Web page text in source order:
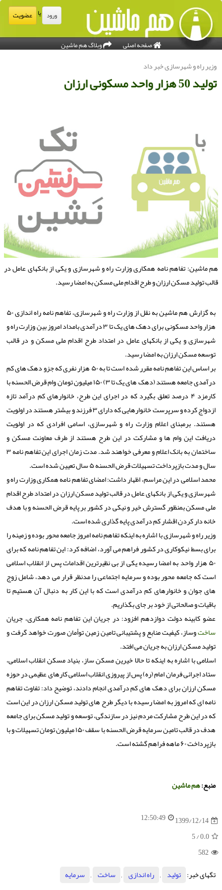
ورود عضویت
صفحه اصلی وبلاگ هم ماشین
وزیر راه و شهرسازی خبر داد
تولید 50 هزار واحد مسكونی ارزان
ماشین: تفاهم نامه همکاری وزارت راه و شهرسازی و یکی از بانکهای عامل در
تولید مسکن ارزان و طرح اقدام ملی مسکن به امضا رسید.
به گزارش هم ماشین به نقل از وزارت راه و شهرسازی، تفاهم نامه راه اندازی ۵۰
هزار واحد مسکونی برای دهک های یک تا ۳ درآمدی بامداد امروز بین وزارت راه و
شهرسازی و یکی از بانکهای عامل در امتداد طرح اقدام ملی مسکن و در قالب
توسعه مسکن ارزان به امضا رسید.
بر اساس این تفاهم نامه مقرر شده است تا به ۵۰ هزار نفری که جزو دهک های کم
درآمدی جامعه هستند (دهک های یک تا ۳) ۱۵۰ میلیون تومان وام قرض الحسنه با
کارمزد ۴ درصد تعلق بگیرد که در اجرای این طرح، خانوارهای کم درآمد تازه
ازدواج کرده و سرپرست خانوارهایی که دارای ۳ فرزند و بیشتر هستند در اولویت
هستند. برمبنای اعلام وزارت راه و شهرسازی، اسامی افرادی که در اولویت
دریافت این وام ها و مشارکت در این طرح هستند از طرف معاونت مسکن و
ساختمان به بانک اعلام و معرفی خواهند شد. مدت زمان اجرای این تفاهم نامه ۳
سال و مدت بازپرداخت تسهیلات قرض الحسنه ۵ سال تعیین شده است.
محمد اسلامی در این مراسم، اظهار داشت: امضای تفاهم نامه همکاری وزارت راه و
شهرسازی و یکی از بانکهای عامل در قالب تولید مسکن ارزان در امتداد طرح اقدام
ملی مسکن بمنظور گسترش خیر و نیکی در کشور بر پایه قرض الحسنه و با هدف
خانه دار کردن اقشار کم درآمدی پایه گذاری شده است.
وزیر راه و شهرسازی با اشاره به اینکه تفاهم نامه امروز جامعه محور بوده و زمینه را
برای بسط نیکوکاری در کشور فراهم می آورد، اضافه کرد: این تفاهم نامه که برای
۵۰ هزار واحد به امضا رسیده یکی از بی نظیرترین اقدامات پس از انقلاب اسلامی
است که جامعه محور بوده و سرمایه اجتماعی را مدنظر قرار می دهد، شامل زوج
های جوان و خانوارهای کم درآمدی است که با این کار به دنبال آن هستیم تا
باقیات و صالحاتی از خود بر جای بگذاریم.
عضو کابینه دولت دوازدهم افزود: در جریان این تفاهم نامه همکاری، جریان
ساختوساز، کیفیت منابع و پشتیبانی تامین زمین توأمان صورت خواهد گرفت و
تولید مسکن ارزان به جریان می افتد.
اسلامی با اشاره به اینکه تا حالا خیرین مسکن ساز، بنیاد مسکن انقلاب اسلامی،
ستاد اجرائی فرمان امام (ره) پس از پیروزی انقلاب اسلامی کارهای عظیمی در حوزه
مسکن ارزان برای دهک های کم درآمدی انجام دادند، توضیح داد: تفاوت تفاهم
نامه ای که امروز به امضا رسیده با دیگر طرح های تولید مسکن ارزان در این است
که در این طرح مشارکت مردم نیز در سازندگی، توسعه و تولید مسکن برای جامعه
هدف در قالب تامین سرمایه قرض الحسنه با سقف ۱۵۰ میلیون تومان تسهیلات و با
بازپرداخت ۶۰ ماهه فراهم گشته است.
منبع:هم ماشین
1399/12/14
12:50:49
0.0
/ 5
582
تگهای خبر:
تولید , راه اندازی , ساخت ,
سرمایه